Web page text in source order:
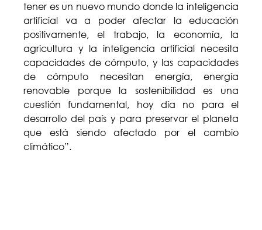
tener es un nuevo mundo donde la inteligencia
artificial va a poder afectar la educación
positivamente, el trabajo, la economía, la
agricultura y la inteligencia artificial necesita
capacidades de cómputo, y las capacidades
de cómputo necesitan energía, energía
renovable porque la sostenibilidad es una
cuestión fundamental, hoy día no para el
desarrollo del país y para preservar el planeta
que está siendo afectado por el cambio
climático”.